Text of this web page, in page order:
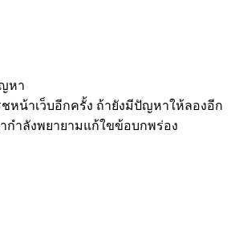
หา
หน้าเว็บอีกครั้ง ถ้ายังมีปัญหาให้ลองอีก
กำลังพยายามแก้ใขข้อบกพร่อง